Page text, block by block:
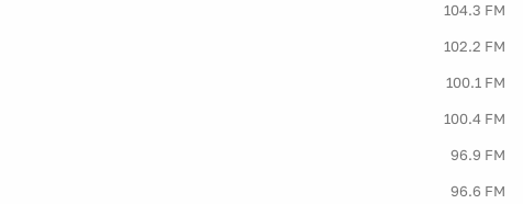
104.3 FM
102.2 FM
100.1 FM
100.4 FM
96.9 FM
96.6 FM